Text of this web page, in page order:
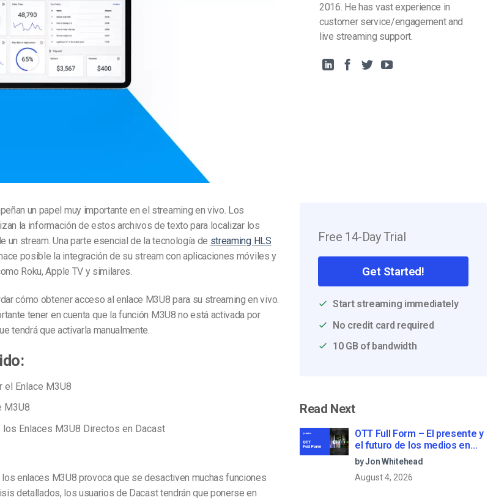
Marketing de Video
Emisoras de Radio y Televisión
2016. He has vast experience in
customer service/engagement and
live streaming support.
un papel muy importante en el streaming en vivo. Los
la información de estos archivos de texto para localizar los
un stream. Una parte esencial de la tecnología de streaming HLS
posible la integración de su stream con aplicaciones móviles y
Roku, Apple TV y similares.
cómo obtener acceso al enlace M3U8 para su streaming en vivo.
tener en cuenta que la función M3U8 no está activada por
tendrá que activarla manualmente.
el Enlace M3U8
M3U8
los Enlaces M3U8 Directos en Dacast
enlaces M3U8 provoca que se desactiven muchas funciones
detallados, los usuarios de Dacast tendrán que ponerse en
Free 14-Day Trial
Get Started!
Start streaming immediately
No credit card required
10 GB of bandwidth
Read Next
OTT Full Form – El presente y
el futuro de los medios en
streaming
by Jon Whitehead
August 4, 2026